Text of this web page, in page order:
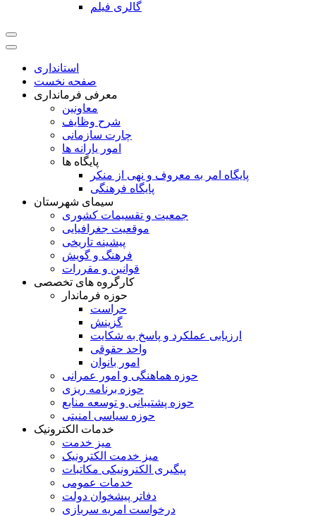
گالری فیلم
استانداری
صفحه نخست
معرفی فرمانداری
معاونین
شرح وظایف
چارت سازمانی
امور یارانه ها
پایگاه ها
پایگاه امر به معروف و نهی از منکر
پایگاه فرهنگی
سیمای شهرستان
جمعیت و تقسیمات کشوری
موقعیت جغرافیایی
پیشینه تاریخی
فرهنگ و گویش
قوانین و مقررات
کارگروه های تخصصی
حوزه فرماندار
حراست
گزینش
ارزيابی عملکرد و پاسخ به شکايت
واحد حقوقی
امور بانوان
حوزه هماهنگی و امور عمرانی
حوزه برنامه ريزی
حوزه پشتيبانی و توسعه منابع
حوزه سیاسی امنیتی
خدمات الکترونیک
میز خدمت
میز خدمت الکترونیک
پیگیری الکترونیکی مکاتبات
خدمات عمومی
دفاتر پیشخوان دولت
درخواست امریه سربازی